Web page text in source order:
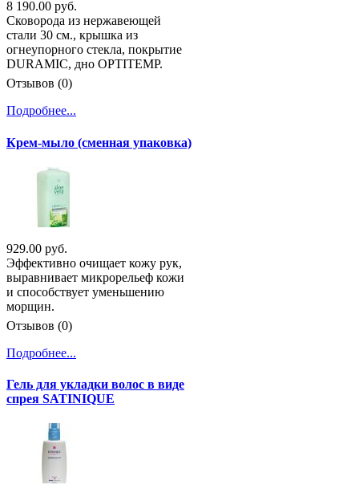
8 190.00 руб.
Сковорода из нержавеющей
стали 30 см., крышка из
огнеупорного стекла, покрытие
DURAMIC, дно OPTITEMP.
Отзывов (0)
Подробнее...
Крем-мыло (сменная упаковка)
929.00 руб.
Эффективно очищает кожу рук,
выравнивает микрорельеф кожи
и способствует уменьшению
морщин.
Отзывов (0)
Подробнее...
Гель для укладки волос в виде
спрея SATINIQUE